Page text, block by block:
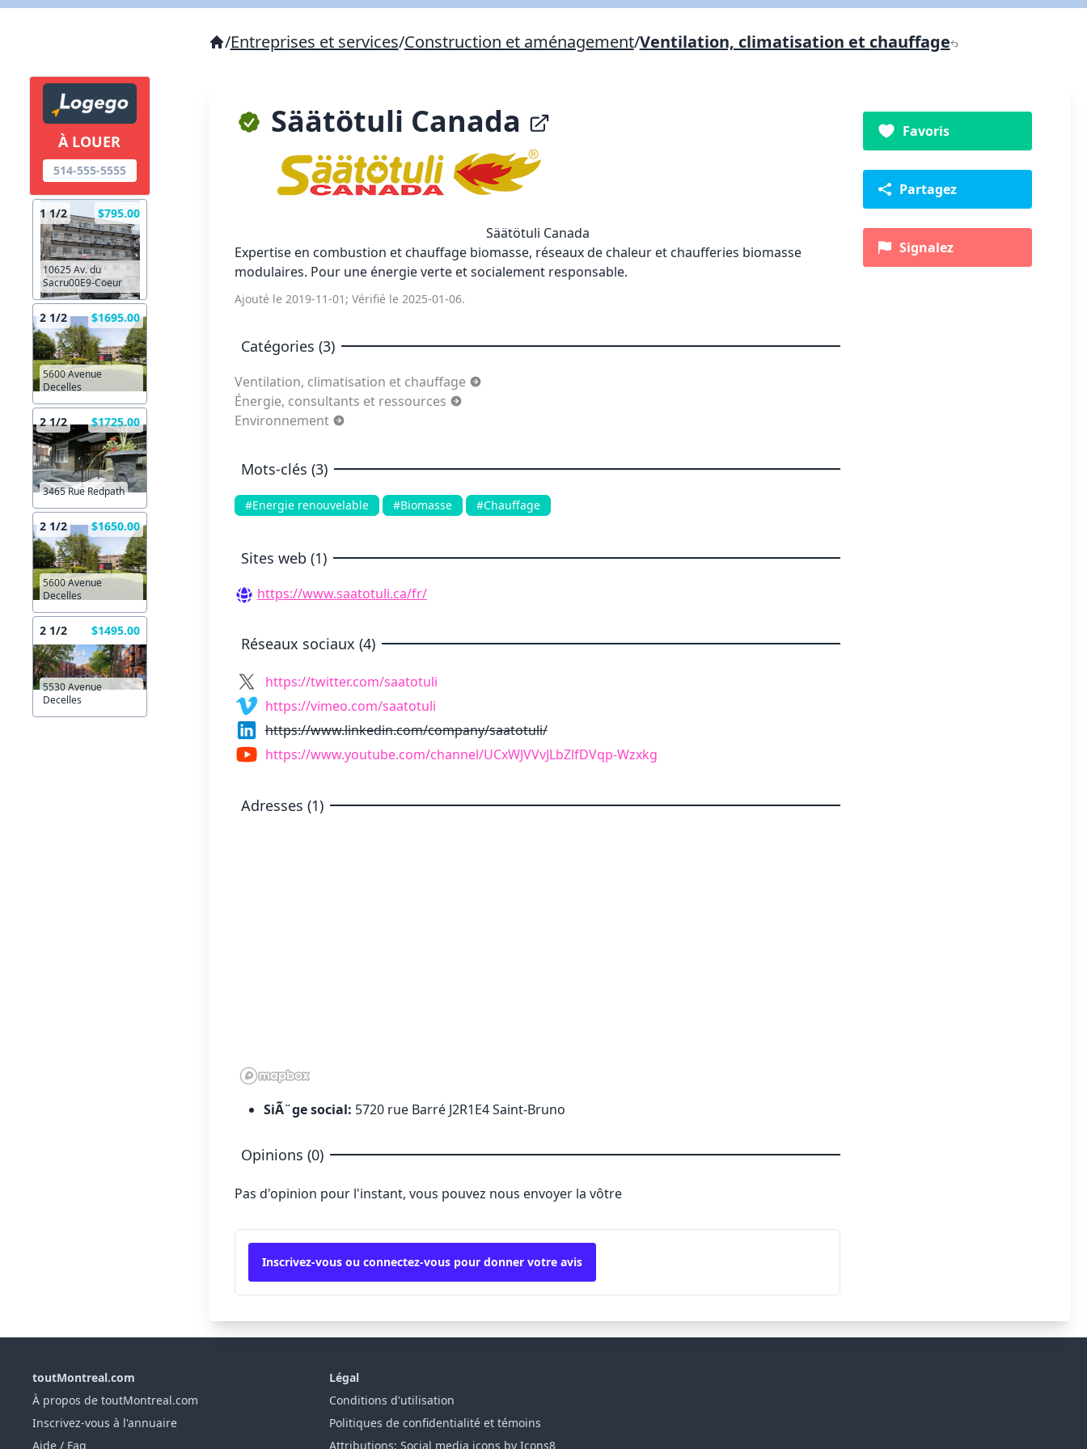
À LOUER
514-555-5555
1 1/2 $795.00
10625 Av. du
Sacru00E9-Coeur
2 1/2 $1695.00
5600 Avenue
Decelles
2 1/2 $1725.00
3465 Rue Redpath
2 1/2 $1650.00
5600 Avenue
Decelles
2 1/2 $1495.00
5530 Avenue
Decelles
/Entreprises et services/Construction et aménagement/Ventilation, climatisation et chauffage
Säätötuli Canada
Säätötuli Canada
Expertise en combustion et chauffage biomasse, réseaux de chaleur et chaufferies biomasse
modulaires. Pour une énergie verte et socialement responsable.
Ajouté le 2019-11-01; Vérifié le 2025-01-06.
Catégories (3)
Ventilation, climatisation et chauffage
Énergie, consultants et ressources
Environnement
Mots-clés (3)
#Energie renouvelable #Biomasse #Chauffage
Sites web (1)
https://www.saatotuli.ca/fr/
Réseaux sociaux (4)
https://twitter.com/saatotuli
https://vimeo.com/saatotuli
https://www.linkedin.com/company/saatotuli/
https://www.youtube.com/channel/UCxWJVVvJLbZlfDVqp-Wzxkg
Adresses (1)
SiÃ¨ge social: 5720 rue Barré J2R1E4 Saint-Bruno
Opinions (0)
Pas d'opinion pour l'instant, vous pouvez nous envoyer la vôtre
Inscrivez-vous ou connectez-vous pour donner votre avis
Favoris
Partagez
Signalez
toutMontreal.com
À propos de toutMontreal.com
Inscrivez-vous à l'annuaire
Aide / Faq
Légal
Conditions d'utilisation
Politiques de confidentialité et témoins
Attributions: Social media icons by Icons8
Lien vers inscription (sera inclus dans courriel)